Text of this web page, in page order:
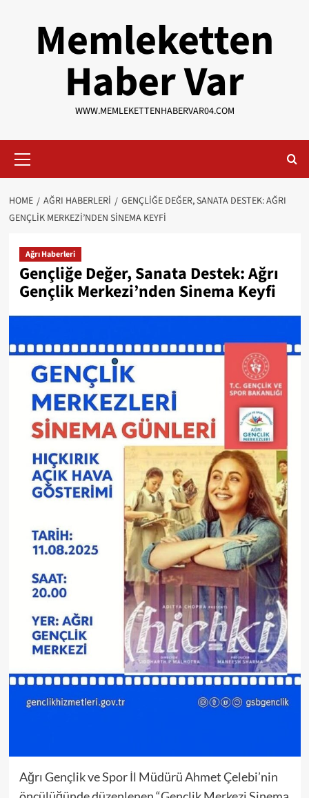
Memleketten
Haber Var
WWW.MEMLEKETTENHABERVAR04.COM
Menu
HOME AĞRI HABERLERI
GENÇLIĞE DEĞER, SANATA DESTEK: AĞRI
GENÇLIK MERKEZI’NDEN SINEMA KEYFI
Ağrı Haberleri
Gençliğe Değer, Sanata Destek: Ağrı
Gençlik Merkezi’nden Sinema Keyfi
Ağrı Gençlik ve Spor İl Müdürü Ahmet Çelebi’nin